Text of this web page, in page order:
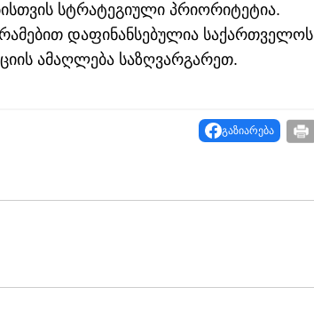
სტრატეგიული პრიორიტეტია.
დაფინანსებულია საქართველოს
ამაღლება საზღვარგარეთ.
გაზიარება